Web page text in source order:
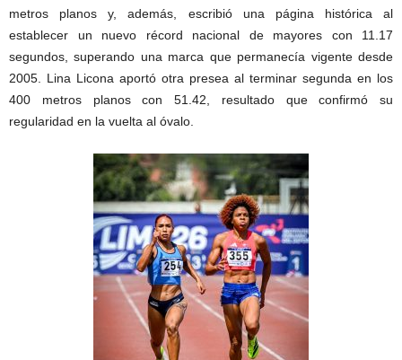
metros planos y, además, escribió una página histórica al
establecer un nuevo récord nacional de mayores con 11.17
segundos, superando una marca que permanecía vigente desde
2005. Lina Licona aportó otra presea al terminar segunda en los
400 metros planos con 51.42, resultado que confirmó su
regularidad en la vuelta al óvalo.